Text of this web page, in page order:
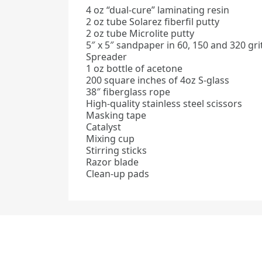
4 oz “dual-cure” laminating resin
2 oz tube Solarez fiberfil putty
2 oz tube Microlite putty
5″ x 5″ sandpaper in 60, 150 and 320
Spreader
1 oz bottle of acetone
200 square inches of 4oz S-glass
38″ fiberglass rope
High-quality stainless steel scissors
Masking tape
Catalyst
Mixing cup
Stirring sticks
Razor blade
Clean-up pads